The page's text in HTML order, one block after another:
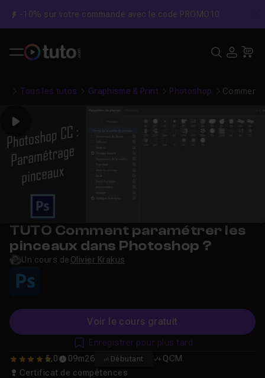
-10% sur votre commande avec le code PROMO10
Tous les tutos Graphisme & Print Photoshop Comment
Play
TUTO Comment paramétrer les
pinceaux dans Photoshop ?
Un cours de Olivier Krakus
Voir le cours gratuit
5 5,0 09m26 Débutant
QCM
Certificat de compétences
Enregistrer pour plus tard